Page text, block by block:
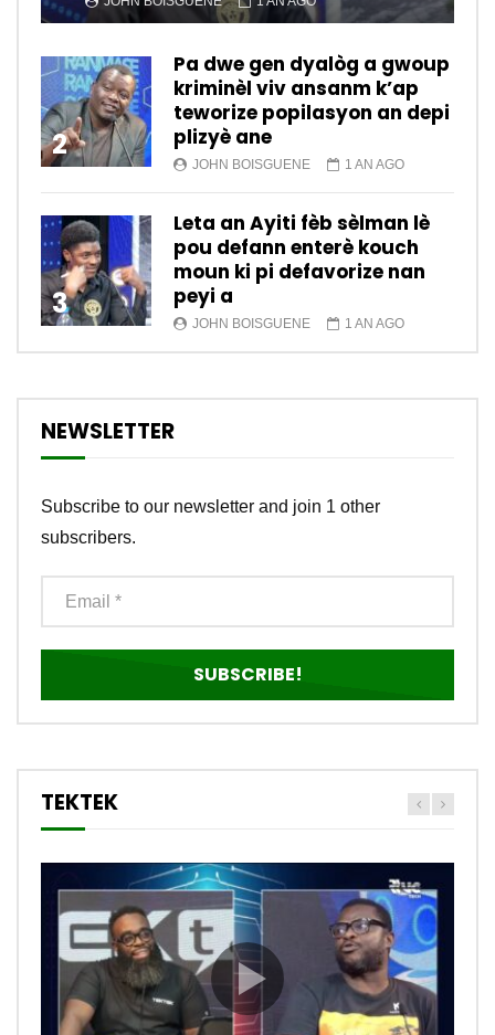
2
Pa dwe gen dyalòg a gwoup
kriminèl viv ansanm k’ap
teworize popilasyon an depi
plizyè ane
JOHN BOISGUENE 1 AN AGO
3
Leta an Ayiti fèb sèlman lè
pou defann enterè kouch
moun ki pi defavorize nan
peyi a
JOHN BOISGUENE 1 AN AGO
NEWSLETTER
Subscribe to our newsletter and join 1 other
subscribers.
TEKTEK